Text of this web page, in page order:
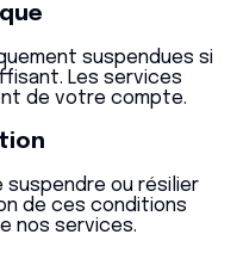
suspendues si
Les services
de votre compte.
suspendre ou résilier
de ces conditions
nos services.